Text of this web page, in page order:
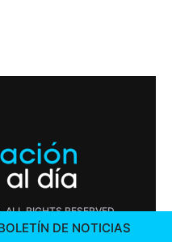
RIGHTS RESERVED
DE NOTICIAS